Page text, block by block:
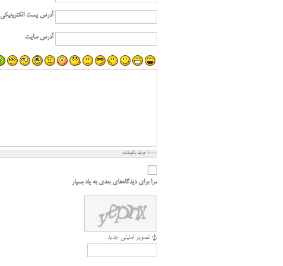
آدرس پست الکترونیکی
آدرس سایت
1000 حرف باقیمانده
مرا برای دیدگاه‌های بعدی به یاد بسپار
تصویر امنیتی جدید